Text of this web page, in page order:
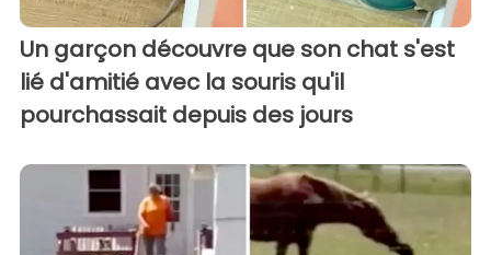
Un garçon découvre que son chat s'est
lié d'amitié avec la souris qu'il
pourchassait depuis des jours